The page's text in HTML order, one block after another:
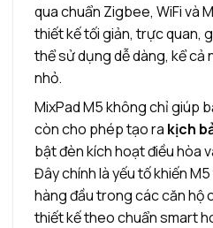
qua chuẩn Zigbee, WiFi và
thiết kế tối giản, trực quan,
thể sử dụng dễ dàng, kể cả
nhỏ.
MixPad M5 không chỉ giúp
còn cho phép tạo ra kịch
bật đèn kích hoạt điều hòa
Đây chính là yếu tố khiến
hàng đầu trong các căn hộ
thiết kế theo chuẩn smart